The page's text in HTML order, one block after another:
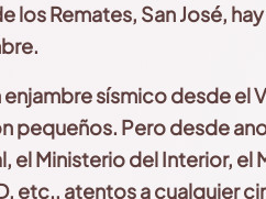
los Remates, San José,
enjambre sísmico desde el
pequeños. Pero desde
el Ministerio del Interior, el
etc., atentos a cualquier